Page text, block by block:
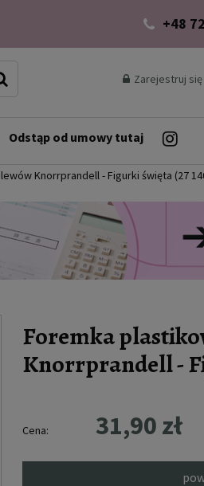
+48
Zarejestruj się
Odstąp od umowy tutaj
Knorrprandell - Figurki święta (27
Foremka
Knorrprandell -
Cena: 31,90 zł